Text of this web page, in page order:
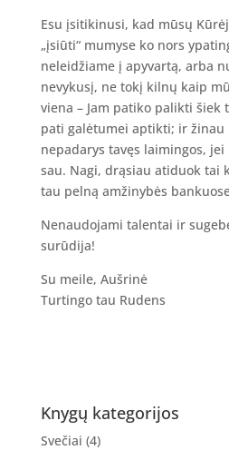
Esu įsitikinusi, kad mūsų
„įsiūti“ mumyse ko nors
neleidžiame į apyvartą, arba
nevykusį, ne tokį kilnų kaip
viena – Jam patiko palikti šiek
pati galėtumei aptikti; ir žinau
nepadarys tavęs laimingos,
sau. Nagi, drąsiau atiduok tai
tau pelną amžinybės
Nenaudojami talentai ir
surūdija!
Su meile, Aušrinė
Turtingo tau Rudens
Knygų kategorijos
Svečiai (4)